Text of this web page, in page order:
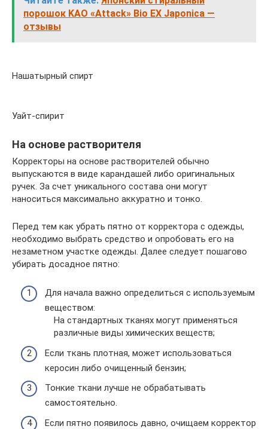
порошок KAO «Attack» Bio EX Japonica —
отзывы
Нашатырный спирт
Уайт-спирит
На основе растворителя
Корректоры на основе растворителей обычно
выпускаются в виде карандашей либо оригинальных
ручек. За счет уникального состава они могут
наноситься максимально аккуратно и тонко.
Перед тем как убрать пятно от корректора с одежды,
необходимо выбрать средство и опробовать его на
незаметном участке одежды. Далее следует пошагово
убирать досадное пятно:
Для начала важно определиться с используемым
веществом:
На стандартных тканях могут применяться
различные виды химических веществ;
Если ткань плотная, может использоваться
керосин либо очищенный бензин;
Тонкие ткани лучше не обрабатывать
самостоятельно.
Если пятно появилось давно, очищаем корректор